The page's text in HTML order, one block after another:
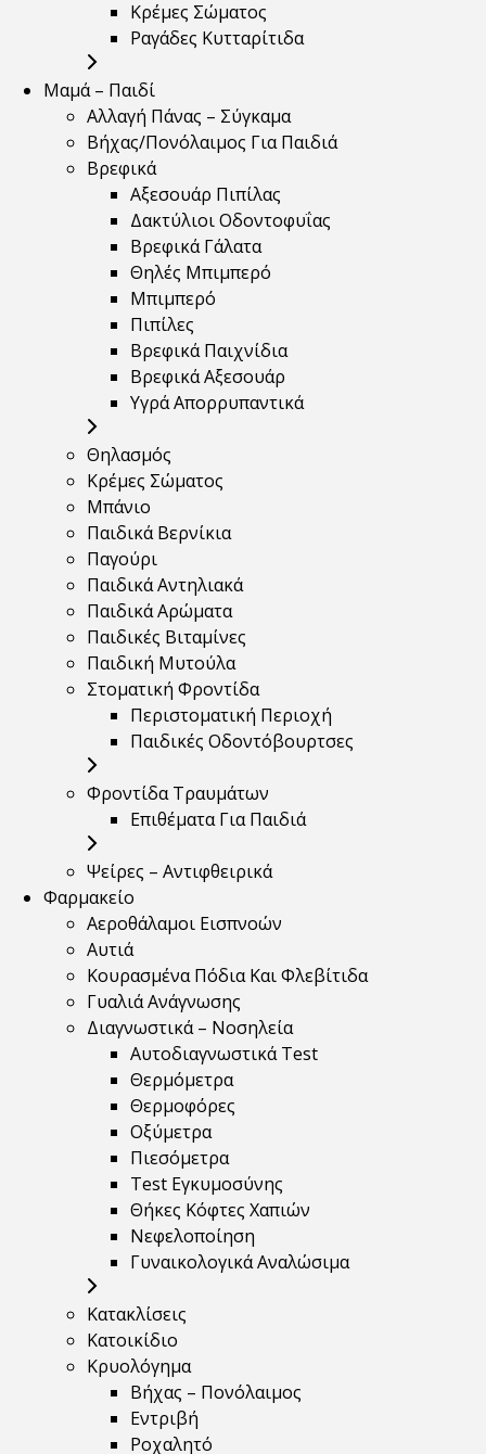
Κρέμες Σώματος
Ραγάδες Κυτταρίτιδα
Μαμά – Παιδί
Αλλαγή Πάνας – Σύγκαμα
Βήχας/Πονόλαιμος Για Παιδιά
Βρεφικά
Αξεσουάρ Πιπίλας
Δακτύλιοι Οδοντοφυΐας
Βρεφικά Γάλατα
Θηλές Μπιμπερό
Μπιμπερό
Πιπίλες
Βρεφικά Παιχνίδια
Βρεφικά Αξεσουάρ
Υγρά Απορρυπαντικά
Θηλασμός
Κρέμες Σώματος
Μπάνιο
Παιδικά Βερνίκια
Παγούρι
Παιδικά Αντηλιακά
Παιδικά Αρώματα
Παιδικές Βιταμίνες
Παιδική Μυτούλα
Στοματική Φροντίδα
Περιστοματική Περιοχή
Παιδικές Οδοντόβουρτσες
Φροντίδα Τραυμάτων
Επιθέματα Για Παιδιά
Ψείρες – Αντιφθειρικά
Φαρμακείο
Αεροθάλαμοι Εισπνοών
Αυτιά
Κουρασμένα Πόδια Και Φλεβίτιδα
Γυαλιά Ανάγνωσης
Διαγνωστικά – Νοσηλεία
Αυτοδιαγνωστικά Test
Θερμόμετρα
Θερμοφόρες
Οξύμετρα
Πιεσόμετρα
Test Εγκυμοσύνης
Θήκες Κόφτες Χαπιών
Νεφελοποίηση
Γυναικολογικά Αναλώσιμα
Κατακλίσεις
Κατοικίδιο
Κρυολόγημα
Βήχας – Πονόλαιμος
Εντριβή
Ροχαλητό